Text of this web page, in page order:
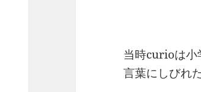
当時curioは小
言葉にしびれ